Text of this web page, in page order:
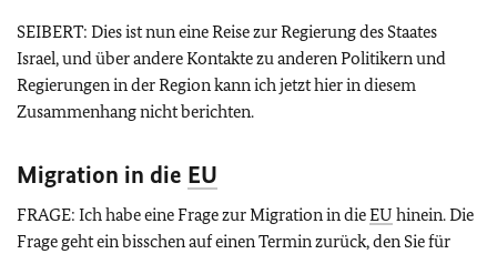
SEIBERT: Dies ist nun eine Reise zur Regierung des Staates
Israel, und über andere Kontakte zu anderen Politikern und
Regierungen in der Region kann ich jetzt hier in diesem
Zusammenhang nicht berichten.
Migration in die EU
FRAGE: Ich habe eine Frage zur Migration in dieEU hinein. Die
Frage geht ein bisschen auf einen Termin zurück, den Sie für